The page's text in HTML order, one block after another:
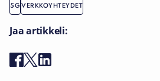
5GVERKKOYHTEYDET
Jaa artikkeli: